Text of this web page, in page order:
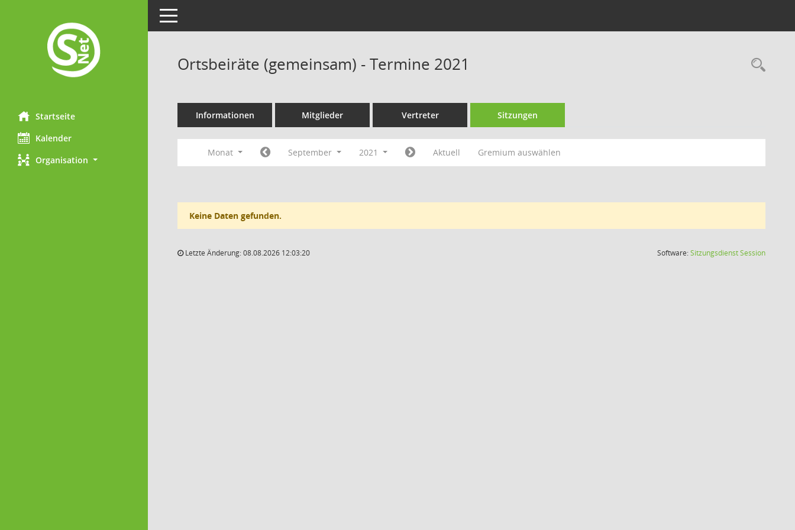
Startseite
Kalender
Organisation
Toggle navigation
Ortsbeiräte (gemeinsam) - Termine 2021
Informationen Mitglieder Vertreter Sitzungen
Monat September 2021 Aktuell Gremium auswählen
Keine Daten gefunden.
Letzte Änderung: 08.08.2026 12:03:20 Software:SitzungsdienstSession(Wird in